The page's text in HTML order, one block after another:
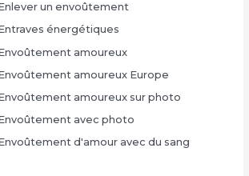
un envoûtement
énergétiques
amoureux
amoureux Europe
amoureux sur photo
avec photo
d'amour avec du sang